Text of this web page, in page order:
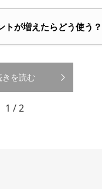
が増えたらどう使う？
きを読む
1 / 2